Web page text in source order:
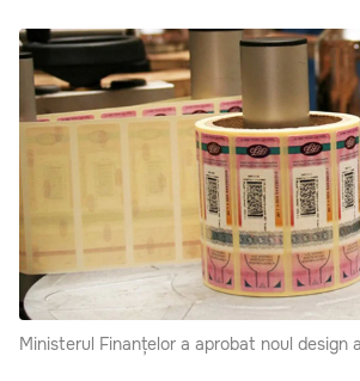
Ministerul Finanțelor a aprobat noul design